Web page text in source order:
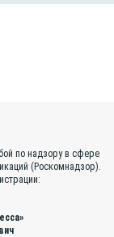
по надзору в сфере
(Роскомнадзор).